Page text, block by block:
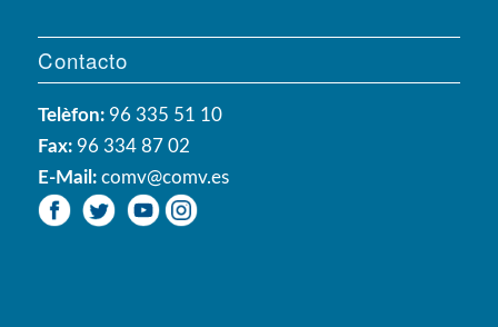
Contacto
Telèfon: 96 335 51 10
Fax:96 334 87 02
E-Mail: comv@comv.es